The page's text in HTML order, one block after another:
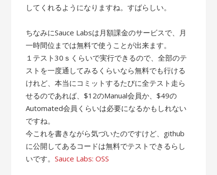
してくれるようになりますね。すばらしい。
ちなみにSauce Labsは月額課金のサービスで、月
一時間位までは無料で使うことが出来ます。
１テスト30ｓくらいで実行できるので、全部のテ
ストを一度通してみるくらいなら無料でも行ける
けれど、本当にコミットするたびに全テスト走ら
せるのであれば、$12のManual会員か、$49の
Automated会員くらいは必要になるかもしれない
ですね。
今これを書きながら気づいたのですけど、github
に公開してあるコードは無料でテストできるらし
いです。Sauce Labs: OSS